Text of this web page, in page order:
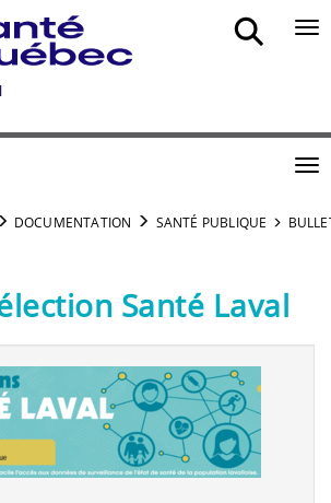
DOCUMENTATION SANTÉ PUBLIQUE
Santé Laval